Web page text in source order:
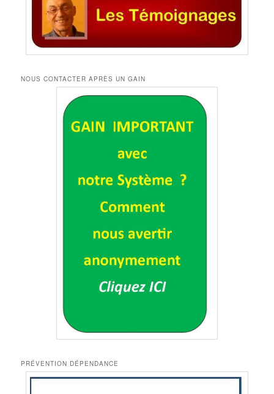
NOUS CONTACTER APRÈS UN GAIN
PRÉVENTION DÉPENDANCE